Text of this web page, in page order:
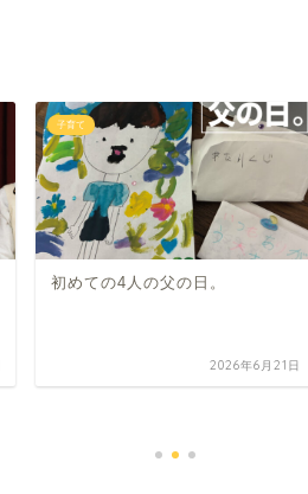
子育て
初めての4人の父の日。
2026年6月21日